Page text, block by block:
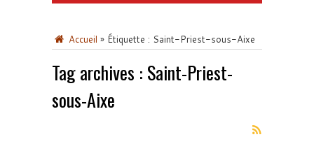
Accueil » Étiquette : Saint-Priest-sous-Aixe
Tag archives : Saint-Priest-
sous-Aixe